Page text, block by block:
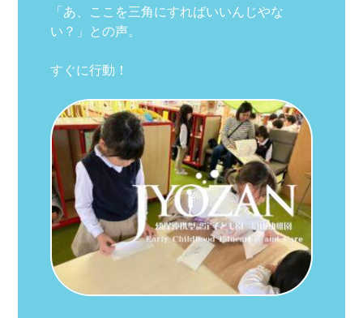
「あ、ここを三角にすればいいんじやな
い？」との声。
すぐに行動！